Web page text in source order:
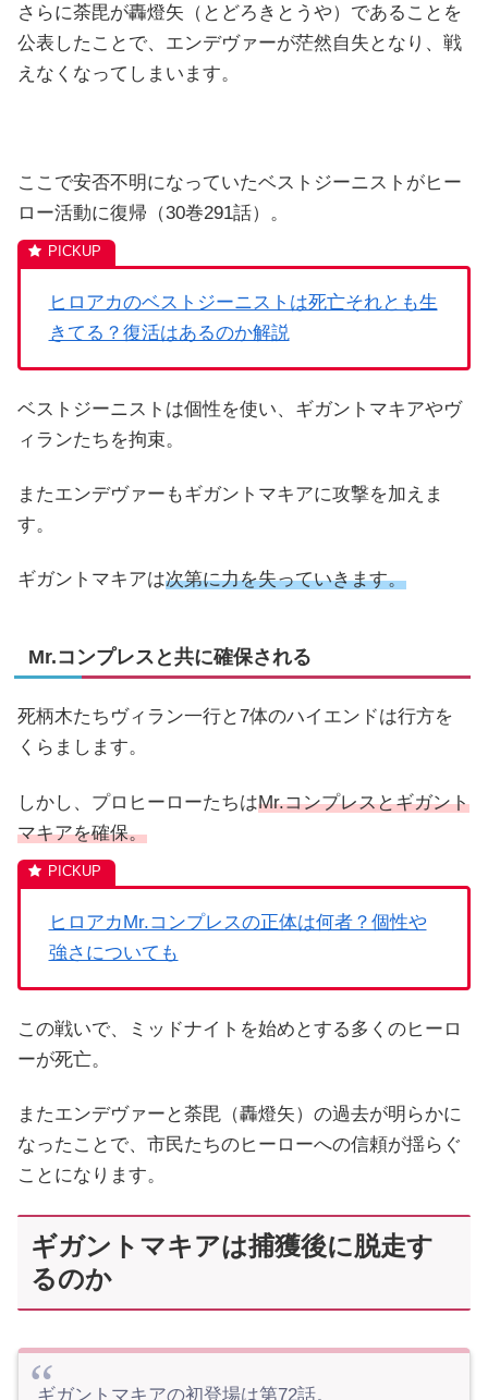
さらに荼毘が轟燈矢（とどろきとうや）であることを
公表したことで、エンデヴァーが茫然自失となり、戦
えなくなってしまいます。
ここで安否不明になっていたベストジーニストがヒー
ロー活動に復帰（30巻291話）。
ヒロアカのベストジーニストは死亡それとも生
きてる？復活はあるのか解説
ベストジーニストは個性を使い、ギガントマキアやヴ
ィランたちを拘束。
またエンデヴァーもギガントマキアに攻撃を加えま
す。
ギガントマキアは次第に力を失っていきます。
Mr.コンプレスと共に確保される
死柄木たちヴィラン一行と7体のハイエンドは行方を
くらまします。
しかし、プロヒーローたちはMr.コンプレスとギガント
マキアを確保。
ヒロアカMr.コンプレスの正体は何者？個性や
強さについても
この戦いで、ミッドナイトを始めとする多くのヒーロ
ーが死亡。
またエンデヴァーと荼毘（轟燈矢）の過去が明らかに
なったことで、市民たちのヒーローへの信頼が揺らぐ
ことになります。
ギガントマキアは捕獲後に脱走す
るのか
ギガントマキアの初登場は第72話。